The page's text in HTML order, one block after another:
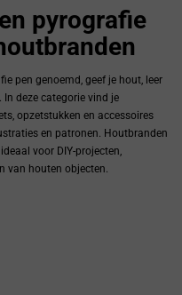
pyrografie
pen genoemd, geef je hout, leer
deze categorie vind je
opzetstukken en accessoires
en patronen. Houtbranden
voor DIY-projecten,
van houten objecten.